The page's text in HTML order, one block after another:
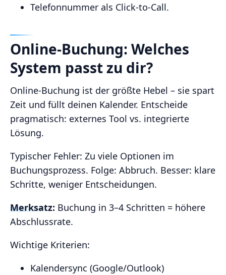
Telefonnummer als Click‑to‑Call.
Online‑Buchung: Welches
System passt zu dir?
Online‑Buchung ist der größte Hebel – sie spart
Zeit und füllt deinen Kalender. Entscheide
pragmatisch: externes Tool vs. integrierte
Lösung.
Typischer Fehler: Zu viele Optionen im
Buchungsprozess. Folge: Abbruch. Besser: klare
Schritte, weniger Entscheidungen.
Merksatz: Buchung in 3–4 Schritten = höhere
Abschlussrate.
Wichtige Kriterien:
Kalendersync (Google/Outlook)